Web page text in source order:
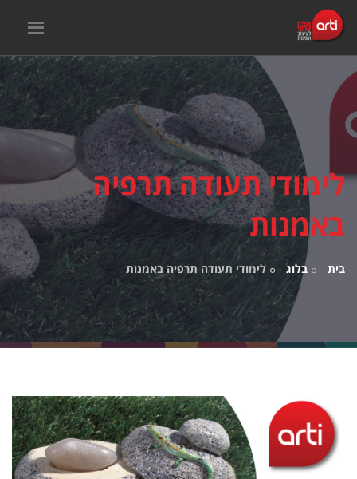
לימודי תעודה תרפיה
באמנות
בית בלוג לימודי תעודה תרפיה באמנות